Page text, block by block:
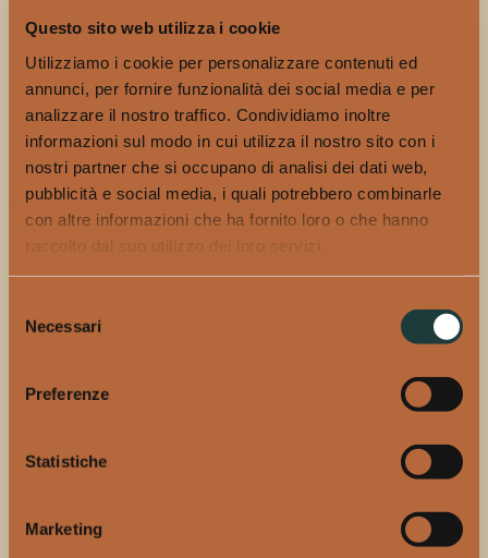
Questo sito web utilizza i cookie
Utilizziamo i cookie per personalizzare contenuti ed
annunci, per fornire funzionalità dei social media e per
analizzare il nostro traffico. Condividiamo inoltre
informazioni sul modo in cui utilizza il nostro sito con i
nostri partner che si occupano di analisi dei dati web,
pubblicità e social media, i quali potrebbero combinarle
con altre informazioni che ha fornito loro o che hanno
raccolto dal suo utilizzo dei loro servizi.
delNecessari
Preferenze
Statistiche
Marketing
gin. Un liquore tradizionale che viene prodotto in molte
case britanniche aromatizzando del gin con prugne
selvatiche e zucchero.
Vinnie Jones, nella serie il vecchio guardiano della casa,
saggio e laconico, offre al duca il suo
sloe gin
imponendogli di annusare prima di bere. Dice che le
cose buone hanno bisogno di tempo e che per fare un
buono sloe servono almeno un paio di anni. Forse
Chiudiamo spendendo un paio di parole sul cibo e sulla
Chef’s Table. Carni marezzate e impiattamenti da tre
Il cibo ha ricevuto un’attenzione tutt’altro che
focaccia (forse uno dei cibi italiani attualmente più di
moda nel mondo anglofono. Compare anche nella